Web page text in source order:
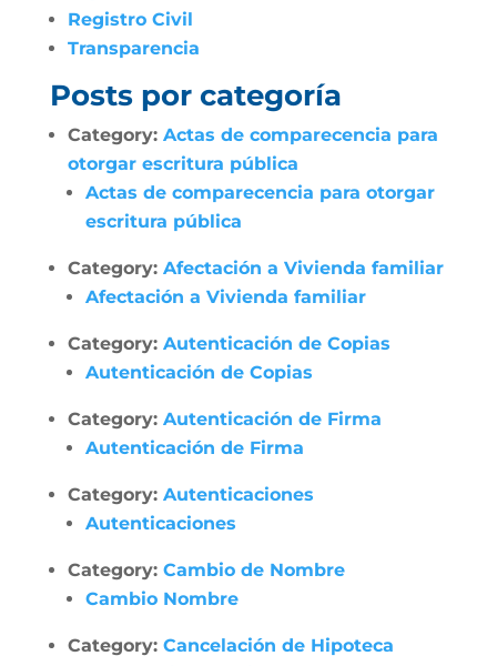
Registro Civil
Transparencia
Posts por categoría
Category: Actas de comparecencia para
otorgar escritura pública
Actas de comparecencia para otorgar
escritura pública
Category: Afectación a Vivienda familiar
Afectación a Vivienda familiar
Category: Autenticación de Copias
Autenticación de Copias
Category: Autenticación de Firma
Autenticación de Firma
Category: Autenticaciones
Autenticaciones
Category: Cambio de Nombre
Cambio Nombre
Category: Cancelación de Hipoteca